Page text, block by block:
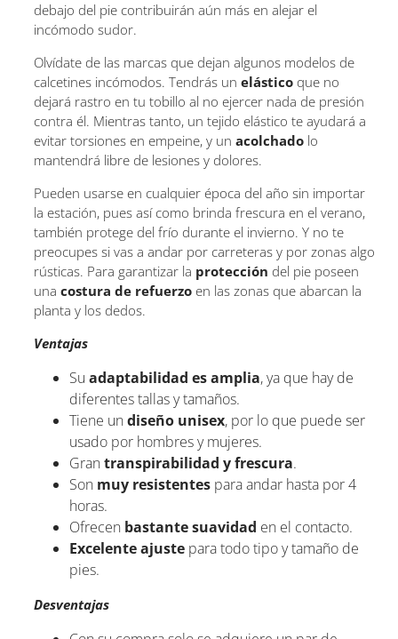
debajo del pie contribuirán aún más en alejar el
incómodo sudor.
Olvídate de las marcas que dejan algunos modelos de
calcetines incómodos. Tendrás un elásticoque no
dejará rastro en tu tobillo al no ejercer nada de presión
contra él. Mientras tanto, un tejido elástico te ayudará a
evitar torsiones en empeine, y un acolchadolo
mantendrá libre de lesiones y dolores.
Pueden usarse en cualquier época del año sin importar
la estación, pues así como brinda frescura en el verano,
también protege del frío durante el invierno. Y no te
preocupes si vas a andar por carreteras y por zonas algo
rústicas. Para garantizar la protección del pie poseen
una costura de refuerzoen las zonas que abarcan la
planta y los dedos.
Ventajas
Su adaptabilidad es amplia, ya que hay de
diferentes tallas y tamaños.
Tiene undiseño unisex, por lo que puede ser
usado por hombres y mujeres.
Grantranspirabilidad y frescura.
Son muy resistentespara andar hasta por 4
horas.
Ofrecen bastante suavidad en el contacto.
Excelente ajustepara todo tipo y tamaño de
pies.
Desventajas